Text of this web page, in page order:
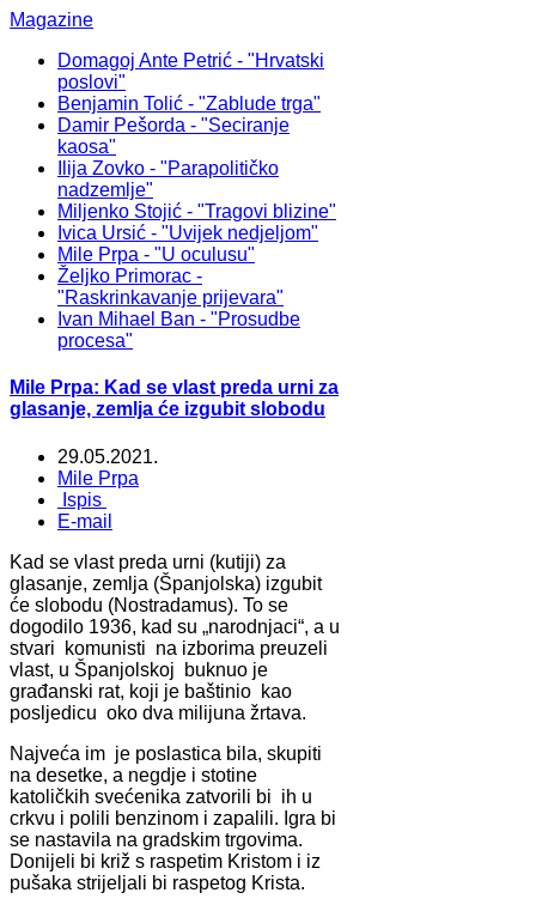
Magazine
Domagoj Ante Petrić - "Hrvatski
poslovi"
Benjamin Tolić - "Zablude trga"
Damir Pešorda - "Seciranje
kaosa"
Ilija Zovko - "Parapolitičko
nadzemlje"
Miljenko Stojić - "Tragovi blizine"
Ivica Ursić - "Uvijek nedjeljom"
Mile Prpa - "U oculusu"
Željko Primorac -
"Raskrinkavanje prijevara"
Ivan Mihael Ban - "Prosudbe
procesa"
Mile Prpa: Kad se vlast preda urni za
glasanje, zemlja će izgubit slobodu
29.05.2021.
Mile Prpa
Ispis
E-mail
Kad se vlast preda urni (kutiji) za
glasanje, zemlja (Španjolska) izgubit
će slobodu (Nostradamus). To se
dogodilo 1936, kad su „narodnjaci“, a u
stvari komunisti na izborima preuzeli
vlast, u Španjolskoj buknuo je
građanski rat, koji je baštinio kao
posljedicu oko dva milijuna žrtava.
Najveća im je poslastica bila, skupiti
na desetke, a negdje i stotine
katoličkih svećenika zatvorili bi ih u
crkvu i polili benzinom i zapalili. Igra bi
se nastavila na gradskim trgovima.
Donijeli bi križ s raspetim Kristom i iz
pušaka strijeljali bi raspetog Krista.